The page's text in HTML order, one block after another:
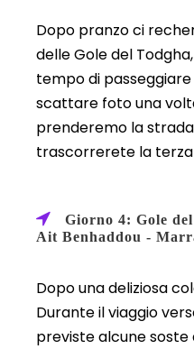
Dopo pranzo ci
delle Gole del
tempo di
scattare foto una
prenderemo la
trascorrerete la
Giorno 4: Gole
Ait Benhaddou -
Dopo una deliziosa
Durante il viaggio
previste alcune soste